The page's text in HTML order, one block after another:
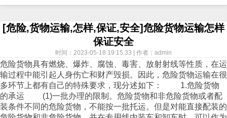
[危险,货物运输,怎样,保证,安全]危险货物运输怎样
保证安全
时间：2023-05-18 19:15:33 | 作者：admin
危险货物具有燃烧、爆炸、腐蚀、毒害、放射射线等性质，在运
输过程中能引起人身伤亡和财产毁损。因此，危险货物运输在很
多环节上都有自己的特殊要求，现分述如下： 1.危险货物
的承运 (1)一批办理的限制。危险货物和非危险货物或者配
装条件不同的危险货物，不能按一批托运。但是对能直接配装的